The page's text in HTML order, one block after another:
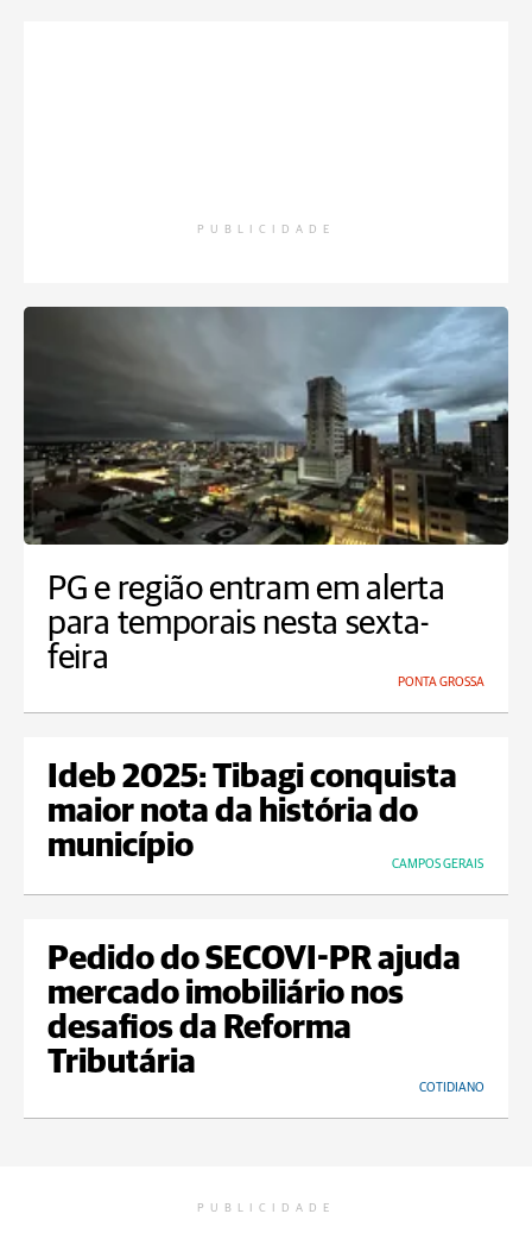
PUBLICIDADE
PG e região entram em alerta
para temporais nesta sexta-
feira
PONTA GROSSA
Ideb 2025: Tibagi conquista
maior nota da história do
município
CAMPOS GERAIS
Pedido do SECOVI-PR ajuda
mercado imobiliário nos
desafios da Reforma
Tributária
COTIDIANO
PUBLICIDADE